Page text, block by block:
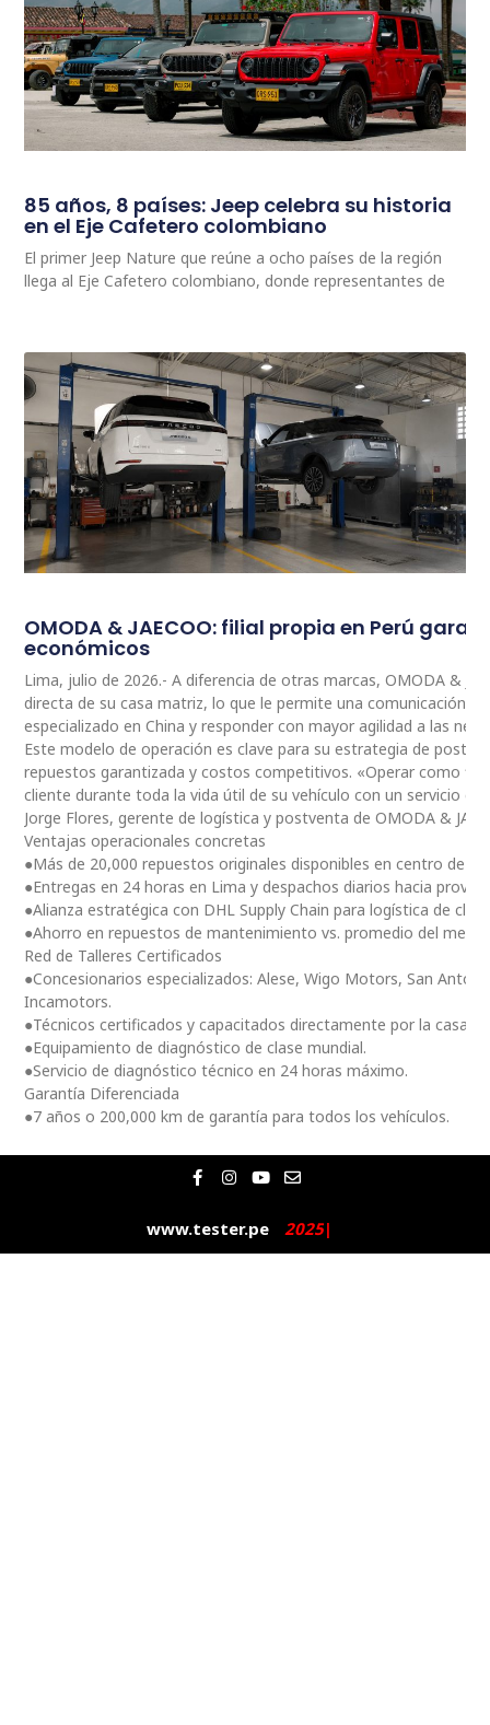
85 años, 8 países: Jeep celebra su historia
en el Eje Cafetero colombiano
El primer Jeep Nature que reúne a ocho países de la región
llega al Eje Cafetero colombiano, donde representantes de
OMODA & JAECOO: filial propia en Perú
económicos
Lima, julio de 2026.- A diferencia de otras marcas, OMODA &
directa de su casa matriz, lo que le permite una comunicación
especializado en China y responder con mayor agilidad a las
Este modelo de operación es clave para su estrategia de
repuestos garantizada y costos competitivos. «Operar como
cliente durante toda la vida útil de su vehículo con un servicio
Jorge Flores, gerente de logística y postventa de OMODA &
Ventajas operacionales concretas
●Más de 20,000 repuestos originales disponibles en centro de
●Entregas en 24 horas en Lima y despachos diarios hacia
●Alianza estratégica con DHL Supply Chain para logística de
●Ahorro en repuestos de mantenimiento vs. promedio del
Red de Talleres Certificados
●Concesionarios especializados: Alese, Wigo Motors, San
Incamotors.
●Técnicos certificados y capacitados directamente por la casa
●Equipamiento de diagnóstico de clase mundial.
●Servicio de diagnóstico técnico en 24 horas máximo.
Garantía Diferenciada
●7 años o 200,000 km de garantía para todos los vehículos.
F
a
e
b
o
I
n
t
a
g
Y
o
t
u
b
E
n
e
l
o
www.tester.pe 2025|